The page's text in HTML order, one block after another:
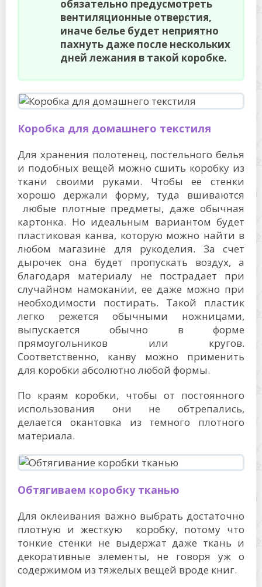
обязательно предусмотреть
вентиляционные отверстия,
иначе белье будет неприятно
пахнуть даже после нескольких
дней лежания в такой коробке.
Коробка для домашнего текстиля
Для хранения полотенец, постельного белья
и подобных вещей можно сшить коробку из
ткани своими руками. Чтобы ее стенки
хорошо держали форму, туда вшиваются
любые плотные предметы, даже обычная
картонка. Но идеальным вариантом будет
пластиковая канва, которую можно найти в
любом магазине для рукоделия. За счет
дырочек она будет пропускать воздух, а
благодаря материалу не пострадает при
случайном намокании, ее даже можно при
необходимости постирать. Такой пластик
легко режется обычными ножницами,
выпускается обычно в форме
прямоугольников или кругов.
Соответственно, канву можно применить
для коробки абсолютно любой формы.
По краям коробки, чтобы от постоянного
использования они не обтрепались,
делается окантовка из темного плотного
материала.
Обтягиваем коробку тканью
Для оклеивания важно выбрать достаточно
плотную и жесткую коробку, потому что
тонкие стенки не выдержат даже ткань и
декоративные элементы, не говоря уж о
содержимом из тяжелых вещей вроде книг.